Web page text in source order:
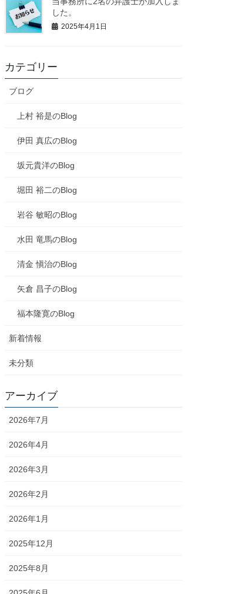
した。
2025年4月1日
カテゴリー
ブログ
上村 裕是のBlog
伊田 真広のBlog
坂元貴洋のBlog
堀田 裕二のBlog
岩谷 敏昭のBlog
水田 竜馬のBlog
清金 愼治のBlog
矢倉 昌子のBlog
福本隆寛のBlog
新着情報
未分類
アーカイブ
2026年7月
2026年4月
2026年3月
2026年2月
2026年1月
2025年12月
2025年8月